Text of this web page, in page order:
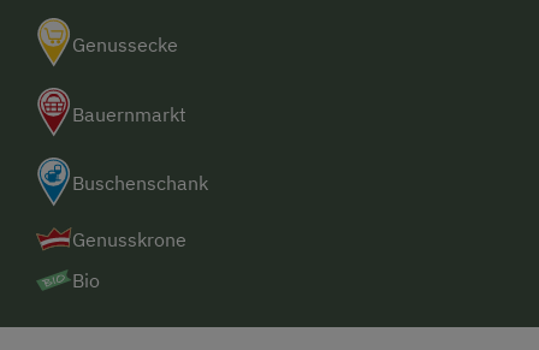
Genussecke
Bauernmarkt
Buschenschank
Genusskrone
Bio